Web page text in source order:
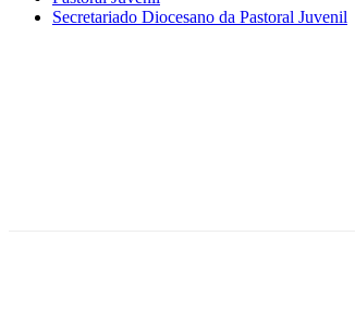
Secretariado Diocesano da Pastoral Juvenil